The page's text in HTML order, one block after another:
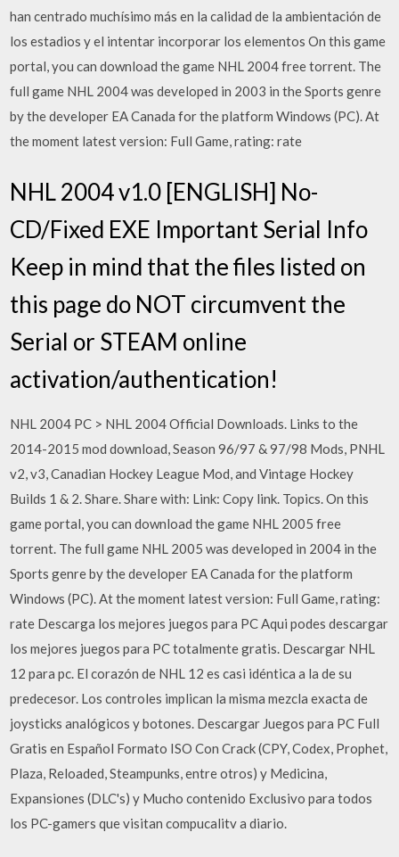
han centrado muchísimo más en la calidad de la ambientación de
los estadios y el intentar incorporar los elementos On this game
portal, you can download the game NHL 2004 free torrent. The
full game NHL 2004 was developed in 2003 in the Sports genre
by the developer EA Canada for the platform Windows (PC). At
the moment latest version: Full Game, rating: rate
NHL 2004 v1.0 [ENGLISH] No-
CD/Fixed EXE Important Serial Info
Keep in mind that the files listed on
this page do NOT circumvent the
Serial or STEAM online
activation/authentication!
NHL 2004 PC > NHL 2004 Official Downloads. Links to the
2014-2015 mod download, Season 96/97 & 97/98 Mods, PNHL
v2, v3, Canadian Hockey League Mod, and Vintage Hockey
Builds 1 & 2. Share. Share with: Link: Copy link. Topics. On this
game portal, you can download the game NHL 2005 free
torrent. The full game NHL 2005 was developed in 2004 in the
Sports genre by the developer EA Canada for the platform
Windows (PC). At the moment latest version: Full Game, rating:
rate Descarga los mejores juegos para PC Aqui podes descargar
los mejores juegos para PC totalmente gratis. Descargar NHL
12 para pc. El corazón de NHL 12 es casi idéntica a la de su
predecesor. Los controles implican la misma mezcla exacta de
joysticks analógicos y botones. Descargar Juegos para PC Full
Gratis en Español Formato ISO Con Crack (CPY, Codex, Prophet,
Plaza, Reloaded, Steampunks, entre otros) y Medicina,
Expansiones (DLC's) y Mucho contenido Exclusivo para todos
los PC-gamers que visitan compucalitv a diario.